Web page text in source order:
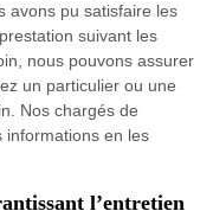
avons pu satisfaire les
suivant les
nous pouvons assurer
un particulier ou une
Nos chargés de
informations en les
l’entretien